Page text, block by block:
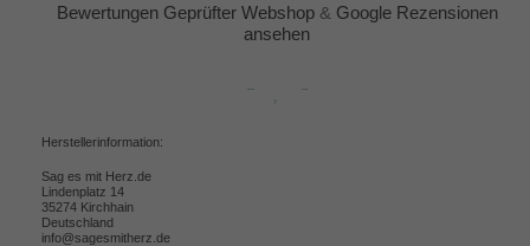
Bewertungen Geprüfter Webshop& Google Rezensionen
ansehen
Herstellerinformation:
Sag es mit Herz.de
Lindenplatz 14
35274 Kirchhain
Deutschland
info@sagesmitherz.de